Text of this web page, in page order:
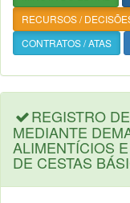
RECURSOS /
CONTRATOS / ATAS
REGISTRO
MEDIANTE
ALIMENTÍCIOS
DE CESTAS